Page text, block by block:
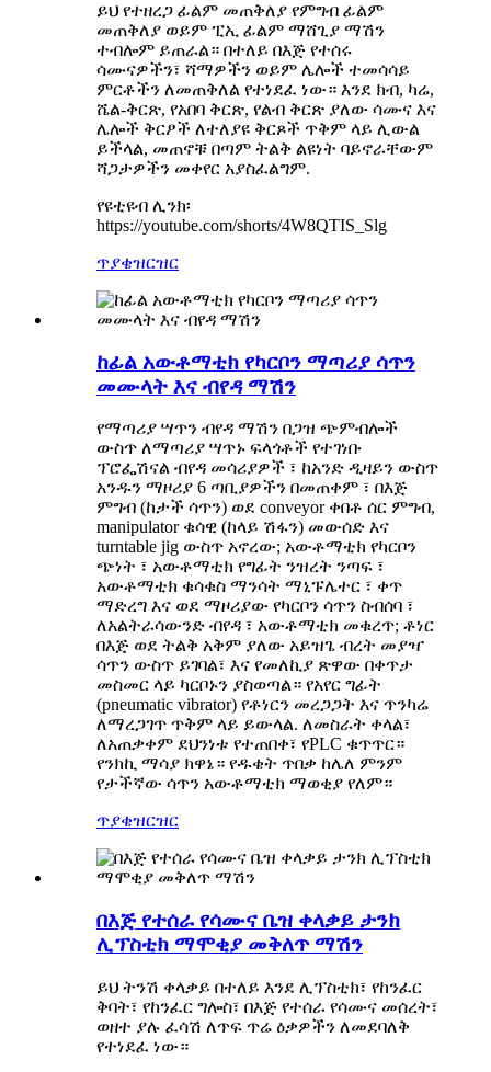
ይህ የተዘረጋ ፊልም መጠቅለያ የምግብ ፊልም
መጠቅለያ ወይም ፒኢ ፊልም ማሸጊያ ማሽን
ተብሎም ይጠራል። በተለይ በእጅ የተሰሩ
ሳሙናዎችን፣ ሻማዎችን ወይም ሌሎች ተመሳሳይ
ምርቶችን ለመጠቅለል የተነደፈ ነው። እንደ ክብ, ካሬ,
ሼል-ቅርጽ, የአበባ ቅርጽ, የልብ ቅርጽ ያለው ሳሙና እና
ሌሎች ቅርፆች ለተለያዩ ቅርጾች ጥቅም ላይ ሊውል
ይችላል, መጠኖቹ በጣም ትልቅ ልዩነት ባይኖራቸውም
ሻጋታዎችን መቀየር አያስፈልግም.
የዩቲዩብ ሊንክ፡
https://youtube.com/shorts/4W8QTIS_Slg
ጥያቄዝርዝር
ከፊል አውቶማቲክ የካርቦን ማጣሪያ ሳጥን
መሙላት እና ብየዳ ማሽን
የማጣሪያ ሣጥን ብየዳ ማሽን በጋዝ ጭምብሎች
ውስጥ ለማጣሪያ ሣጥኑ ፍላጎቶች የተገነቡ
ፕሮፌሽናል ብየዳ መሳሪያዎች ፣ ከአንድ ዲዛይን ውስጥ
አንዱን ማዞሪያ 6 ጣቢያዎችን በመጠቀም ፣ በእጅ
ምግብ (ከታች ሳጥን) ወደ conveyor ቀበቶ ሰር ምግብ,
manipulator ቁሳዊ (ከላይ ሽፋን) መውሰድ እና
turntable jig ውስጥ አኖረው; አውቶማቲክ የካርቦን
ጭነት ፣ አውቶማቲክ የግፊት ንዝረት ንጣፍ ፣
አውቶማቲክ ቁሳቁስ ማንሳት ማኒፑሌተር ፣ ቀጥ
ማድረግ እና ወደ ማዞሪያው የካርቦን ሳጥን ስብሰባ ፣
ለአልትራሳውንድ ብየዳ ፣ አውቶማቲክ መቁረጥ; ቶነር
በእጅ ወደ ትልቅ አቅም ያለው አይዝጌ ብረት መያዣ
ሳጥን ውስጥ ይገባል፣ እና የመለኪያ ጽዋው በቀጥታ
መስመር ላይ ካርቦኑን ያስወጣል። የአየር ግፊት
(pneumatic vibrator) የቶነርን መረጋጋት እና ጥንካሬ
ለማረጋገጥ ጥቅም ላይ ይውላል. ለመስራት ቀላል፣
ለአጠቃቀም ደህንነቱ የተጠበቀ፣ የPLC ቁጥጥር።
የንክኪ ማሳያ ክዋኔ። የዱቄት ጥበቃ ከሌለ ምንም
የታችኛው ሳጥን አውቶማቲክ ማወቂያ የለም።
ጥያቄዝርዝር
በእጅ የተሰራ የሳሙና ቤዝ ቀላቃይ ታንክ
ሊፕስቲክ ማሞቂያ መቅለጥ ማሽን
ይህ ትንሽ ቀላቃይ በተለይ እንደ ሊፕስቲክ፣ የከንፈር
ቅባት፣ የከንፈር ግሎስ፣ በእጅ የተሰራ የሳሙና መሰረት፣
ወዘተ ያሉ ፈሳሽ ለጥፍ ጥሬ ዕቃዎችን ለመደባለቅ
የተነደፈ ነው።